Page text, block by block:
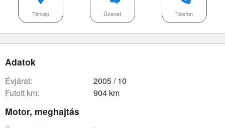
Telefon
Üzenet
Térkép
Adatok
évjárat:
2005 / 10
futott km:
904 km
Motor, meghajtás